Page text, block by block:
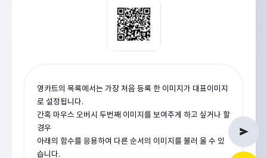
영카트의 목록에서는 가장 처음 등록 한 이미지가 대표이미지
로 설정됩니다.
간혹 마우스 오버시 두번째 이미지를 보여주게 하고 싶거나 할
경우
아래의 함수를 응용하여 다른 순서의 이미지를 불러 올 수 있
습니다.